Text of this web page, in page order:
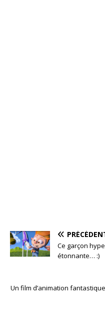
Ce garçon
étonnante… :)
Un film d’animation